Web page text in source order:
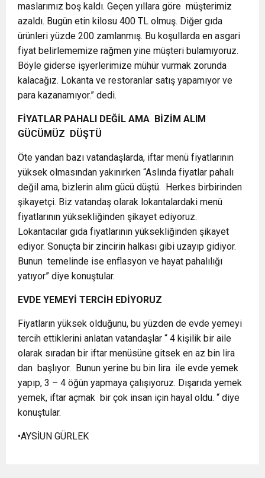
maslarımız boş kaldı. Geçen yıllara göre müşterimiz
azaldı. Bugün etin kilosu 400 TL olmuş. Diğer gıda
ürünleri yüzde 200 zamlanmış. Bu koşullarda en asgari
fiyat belirlememize rağmen yine müşteri bulamıyoruz.
Böyle giderse işyerlerimize mühür vurmak zorunda
kalacağız. Lokanta ve restoranlar satış yapamıyor ve
para kazanamıyor.” dedi.
FİYATLAR PAHALI DEĞİL AMA BİZİM ALIM
GÜCÜMÜZ
DÜŞTÜ
Öte yandan bazı vatandaşlarda, iftar menü fiyatlarının
yüksek olmasından yakınırken “Aslında fiyatlar pahalı
değil ama, bizlerin alım gücü düştü.
Herkes birbirinden
şikayetçi. Biz vatandaş olarak lokantalardaki menü
fiyatlarının yüksekliğinden şikayet ediyoruz.
Lokantacılar gıda fiyatlarının yüksekliğinden şikayet
ediyor. Sonuçta bir zincirin halkası gibi uzayıp gidiyor.
Bunun temelinde ise enflasyon ve hayat pahalılığı
yatıyor” diye konuştular.
EVDE YEMEYİ TERCİH EDİYORUZ
Fiyatların yüksek olduğunu, bu yüzden de evde yemeyi
tercih ettiklerini anlatan vatandaşlar “ 4 kişilik bir aile
olarak sıradan bir iftar menüsüne gitsek en az bin lira
dan başlıyor. Bunun yerine bu bin lira ile evde yemek
yapıp, 3 – 4 öğün yapmaya çalışıyoruz. Dışarıda yemek
yemek, iftar açmak bir çok insan için hayal oldu. “ diye
konuştular.
•AYSİUN GÜRLEK